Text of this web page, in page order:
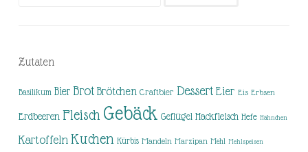
Zutaten
Basilikum Bier Brot Brötchen Craftbier Dessert Eier Eis Erbsen
Erdbeeren Fleisch Gebäck Geflügel Hackfleisch Hefe Hähnchen
Kartoffeln Kuchen Kürbis Mandeln Marzipan Mehl Mehlspeisen